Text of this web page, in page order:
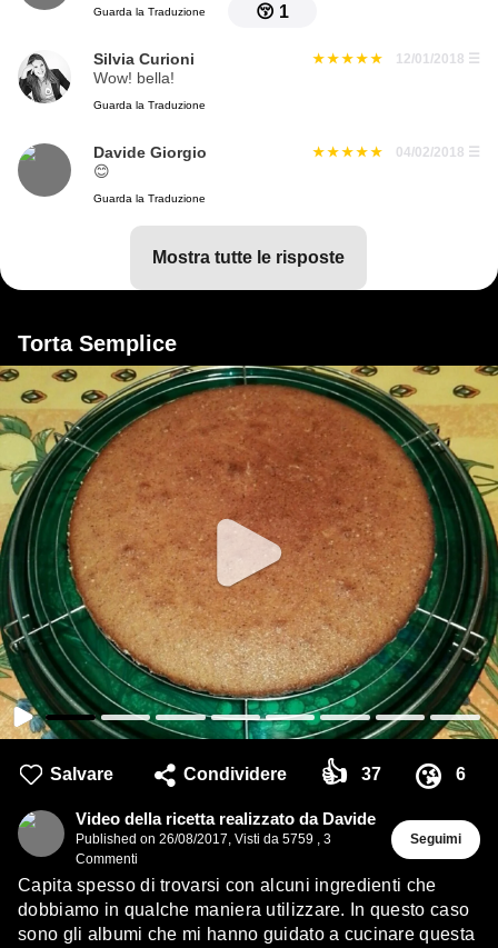
Guarda la Traduzione 😚 1
Silvia Curioni 12/01/2018 ☰
Wow! bella!
Guarda la Traduzione
Davide Giorgio 04/02/2018 ☰
😊
Guarda la Traduzione
mostra tutte le risposte
Torta Semplice
Salvare Condividere 👍 37 😘 6
Video della ricetta realizzato da Davide
Published on 26/08/2017, Visti da 5759 , 3
Commenti
Seguimi
Capita spesso di trovarsi con alcuni ingredienti che
dobbiamo in qualche maniera utilizzare. In questo caso
sono gli albumi che mi hanno guidato a cucinare questa